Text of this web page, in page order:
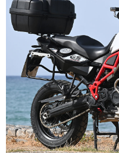
REVIEWS
ΤΑΞΙΔΙΑ
BLOG
F.A.Q